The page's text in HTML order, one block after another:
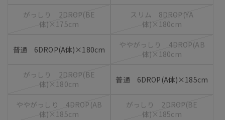
がっしり 2DROP(BE
体)×175cm
スリム 8DROP(YA
体)×180cm
普通 6DROP(A体)×180cm
ややがっしり 4DROP(AB
体)×180cm
がっしり 2DROP(BE
体)×180cm
普通 6DROP(A体)×185cm
ややがっしり 4DROP(AB
体)×185cm
がっしり 2DROP(BE
体)×185cm